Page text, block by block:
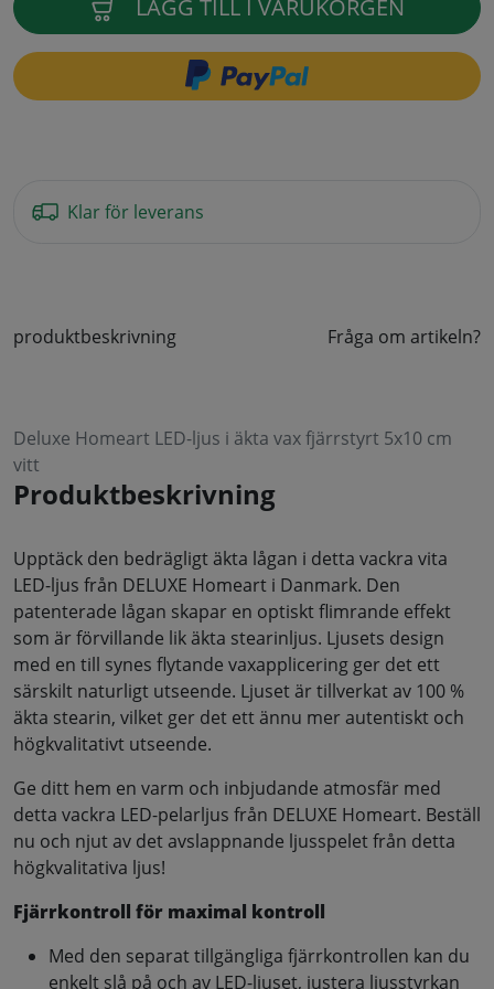
LÄGG TILL I VARUKORGEN
Klar för leverans
produktbeskrivning Fråga om artikeln?
Deluxe Homeart LED-ljus i äkta vax fjärrstyrt 5x10 cm
vitt
Produktbeskrivning
Upptäck den bedrägligt äkta lågan i detta vackra vita
LED-ljus från DELUXE Homeart i Danmark. Den
patenterade lågan skapar en optiskt flimrande effekt
som är förvillande lik äkta stearinljus. Ljusets design
med en till synes flytande vaxapplicering ger det ett
särskilt naturligt utseende. Ljuset är tillverkat av 100 %
äkta stearin, vilket ger det ett ännu mer autentiskt och
högkvalitativt utseende.
Ge ditt hem en varm och inbjudande atmosfär med
detta vackra LED-pelarljus från DELUXE Homeart. Beställ
nu och njut av det avslappnande ljusspelet från detta
högkvalitativa ljus!
Fjärrkontroll för maximal kontroll
Med den separat tillgängliga fjärrkontrollen kan du
enkelt slå på och av LED-ljuset, justera ljusstyrkan